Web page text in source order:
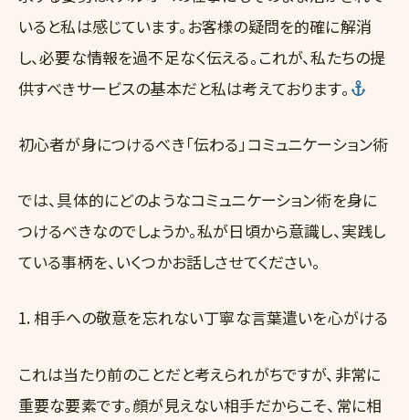
いると私は感じています。お客様の疑問を的確に解消
し、必要な情報を過不足なく伝える。これが、私たちの提
供すべきサービスの基本だと私は考えております。
初心者が身につけるべき「伝わる」コミュニケーション術
では、具体的にどのようなコミュニケーション術を身に
つけるべきなのでしょうか。私が日頃から意識し、実践し
ている事柄を、いくつかお話しさせてください。
1. 相手への敬意を忘れない丁寧な言葉遣いを心がける
これは当たり前のことだと考えられがちですが、非常に
重要な要素です。顔が見えない相手だからこそ、常に相